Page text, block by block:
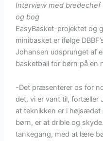
Interview med bredechef
og bog
EasyBasket-projektet og
minibasket er ifølge
Johansen udsprunget af
basketball for børn på en
-Det præsenterer os for
det, vi er vant til, fortæller
at teknikken er i
børn, er at drible og
tankegang, med at lære